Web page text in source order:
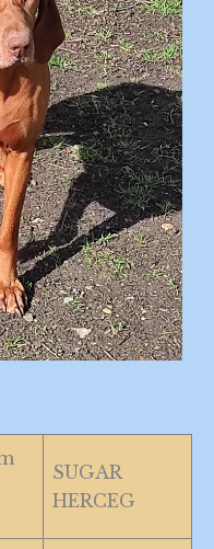
SUGAR
HERCEG